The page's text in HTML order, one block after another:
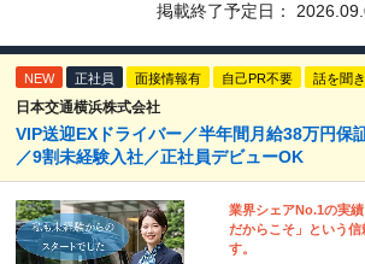
掲載終了予定日：
NEW 正社員 面接情報有 自己PR不要 話を聞
日本交通横浜株式会社
VIP送迎EXドライバー／半年間月給38万円保
／9割未経験入社／正社員デビューOK
業界シェアNo.1の実
だからこそ」という
す。